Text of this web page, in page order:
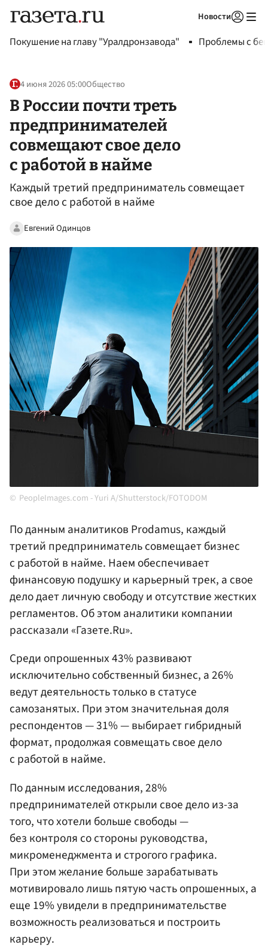
Новости
Покушение на главу "Уралдронзавода" Проблемы с
4 июня 2026 05:00Общество
В России почти треть
предпринимателей
совмещают свое дело
с работой в найме
Каждый третий предприниматель совмещает
свое дело с работой в найме
Евгений Одинцов
PeopleImages.com - Yuri A/Shutterstock/FOTODOM
По данным аналитиков Prodamus, каждый
третий предприниматель совмещает бизнес
с работой в найме. Наем обеспечивает
финансовую подушку и карьерный трек, а свое
дело дает личную свободу и отсутствие жестких
регламентов. Об этом аналитики компании
рассказали «Газете.Ru».
Среди опрошенных 43% развивают
исключительно собственный бизнес, а 26%
ведут деятельность только в статусе
самозанятых. При этом значительная доля
респондентов — 31% — выбирает гибридный
формат, продолжая совмещать свое дело
с работой в найме.
По данным исследования, 28%
предпринимателей открыли свое дело из-за
того, что хотели больше свободы —
без контроля со стороны руководства,
микроменеджмента и строгого графика.
При этом желание больше зарабатывать
мотивировало лишь пятую часть опрошенных, а
еще 19% увидели в предпринимательстве
возможность реализоваться и построить
карьеру.